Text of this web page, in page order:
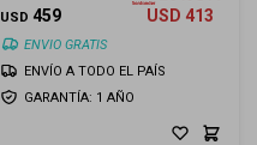
USD 459 USD 413
ENVIO GRATIS
GARANTÍA: 1 AÑO
ENVÍO A TODO EL PAÍS